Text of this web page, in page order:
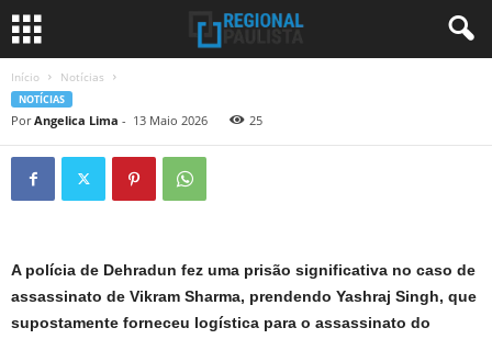
Início Notícias
NOTÍCIAS
Por Angelica Lima - 13 Maio 2026 25
A polícia de Dehradun fez uma prisão significativa no caso de
assassinato de Vikram Sharma, prendendo Yashraj Singh, que
supostamente forneceu logística para o assassinato do